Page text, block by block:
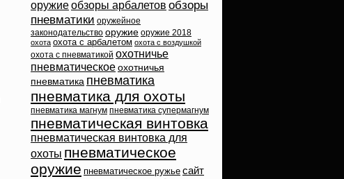
оружиеобзоры арбалетов обзоры
пневматики оружейное
законодательство оружие оружие 2018
охота охота с арбалетом охота с воздушкой
охота с пневматикой охотничье
пневматическое охотничья
пневматика пневматика
пневматика для охоты
пневматика магнум пневматика супермагнум
пневматическая винтовка
пневматическая винтовка для
охоты пневматическое
оружие пневматическое ружье сайт